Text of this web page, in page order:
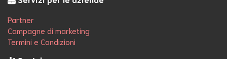
Partner
Campagne di marketing
Termini e Condizioni